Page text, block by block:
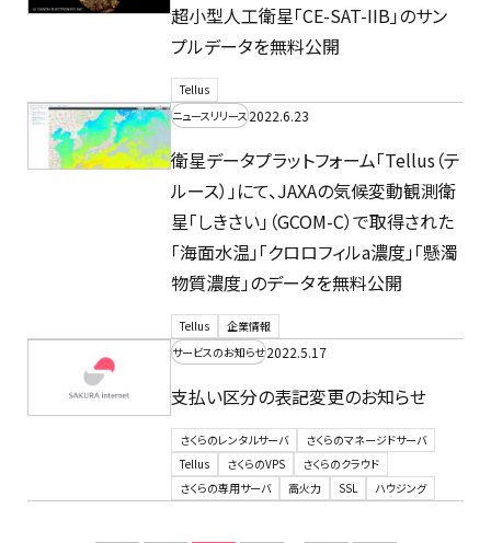
超小型人工衛星「CE-SAT-IIB」のサン
プルデータを無料公開
Tellus
ニュースリリース2022.6.23
衛星データプラットフォーム「Tellus（テ
ルース）」にて、JAXAの気候変動観測衛
星「しきさい」（GCOM-C）で取得された
「海面水温」「クロロフィルa濃度」「懸濁
物質濃度」のデータを無料公開
Tellus
企業情報
サービスのお知らせ2022.5.17
支払い区分の表記変更のお知らせ
さくらのレンタルサーバ
さくらのマネージドサーバ
Tellus
さくらのVPS
さくらのクラウド
さくらの専用サーバ
高火力 SSL ハウジング